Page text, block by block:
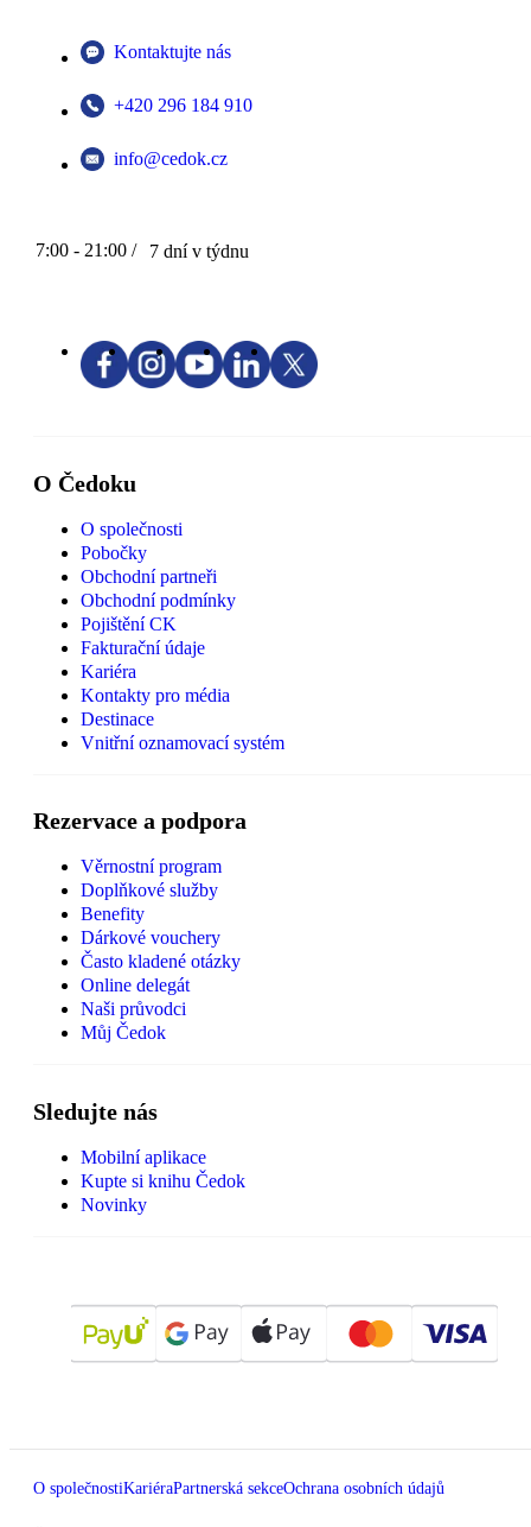
Kontaktujte nás
+420 296 184 910
info@cedok.cz
7:00 - 21:00 / 7 dní v týdnu
O Čedoku
O společnosti
Pobočky
Obchodní partneři
Obchodní podmínky
Pojištění CK
Fakturační údaje
Kariéra
Kontakty pro média
Destinace
Vnitřní oznamovací systém
Rezervace a podpora
Věrnostní program
Doplňkové služby
Benefity
Dárkové vouchery
Často kladené otázky
Online delegát
Naši průvodci
Můj Čedok
Sledujte nás
Mobilní aplikace
Kupte si knihu Čedok
Novinky
O společnostiKariéraPartnerská sekceOchrana osobních údajů